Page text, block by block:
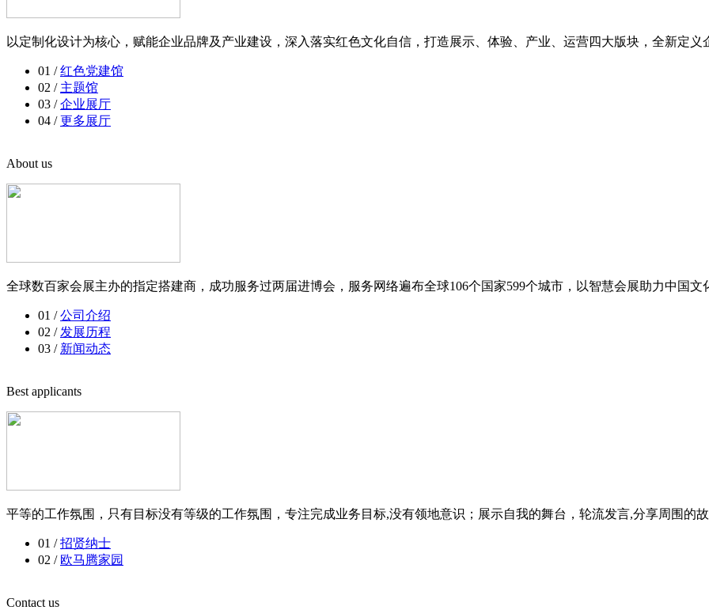
以定制化设计为核心，赋能企业品牌及产业建设，深入落实红色文化自信，打造展示、体验、产业、运营四大版块，全新定义
01 /红色党建馆
02 / 主题馆
03 /企业展厅
04 /更多展厅
About us
全球数百家会展主办的指定搭建商，成功服务过两届进博会，服务网络遍布全球106个国家599个城市，以智慧会展助力中国文
01 /公司介绍
02 / 发展历程
03 / 新闻动态
Best applicants
平等的工作氛围，只有目标没有等级的工作氛围，专注完成业务目标,没有领地意识；展示自我的舞台，轮流发言,分享周围的故
01 /招贤纳士
02 / 欧马腾家园
Contact us